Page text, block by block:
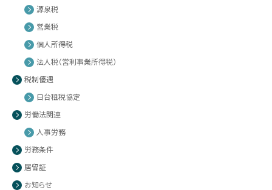
源泉税
営業税
個人所得税
法人税（営利事業所得税）
税制優遇
日台租税協定
労働法関連
人事労務
労務条件
居留証
お知らせ